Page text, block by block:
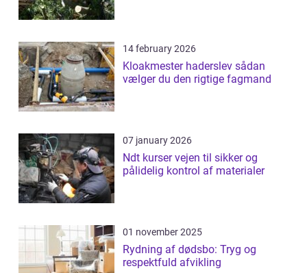
14 february 2026
Kloakmester haderslev sådan
vælger du den rigtige fagmand
07 january 2026
Ndt kurser vejen til sikker og
pålidelig kontrol af materialer
01 november 2025
Rydning af dødsbo: Tryg og
respektfuld afvikling